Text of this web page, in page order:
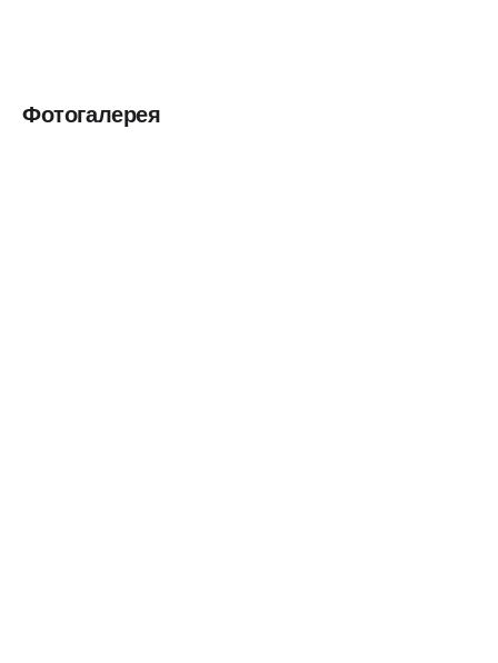
Фотогалерея